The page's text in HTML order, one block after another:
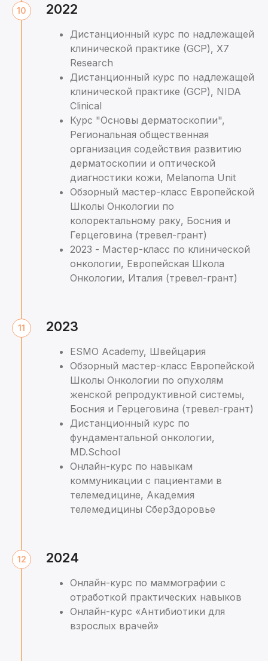
2022
Дистанционный курс по надлежащей
клинической практике (GCP), X7
Research
Дистанционный курс по надлежащей
клинической практике (GCP), NIDA
Clinical
Курс "Основы дерматоскопии",
Региональная общественная
организация содействия развитию
дерматоскопии и оптической
диагностики кожи, Melanoma Unit
Обзорный мастер-класс Европейской
Школы Онкологии по
колоректальному раку, Босния и
Герцеговина (тревел-грант)
2023 - Мастер-класс по клинической
онкологии, Европейская Школа
Онкологии, Италия (тревел-грант)
2023
ESMO Academy, Швейцария
Обзорный мастер-класс Европейской
Школы Онкологии по опухолям
женской репродуктивной системы,
Босния и Герцеговина (тревел-грант)
Дистанционный курс по
фундаментальной онкологии,
MD.School
Онлайн-курс по навыкам
коммуникации с пациентами в
телемедицине, Академия
телемедицины СберЗдоровье
2024
Онлайн-курс по маммографии с
отработкой практических навыков
Онлайн-курс «Антибиотики для
взрослых врачей»